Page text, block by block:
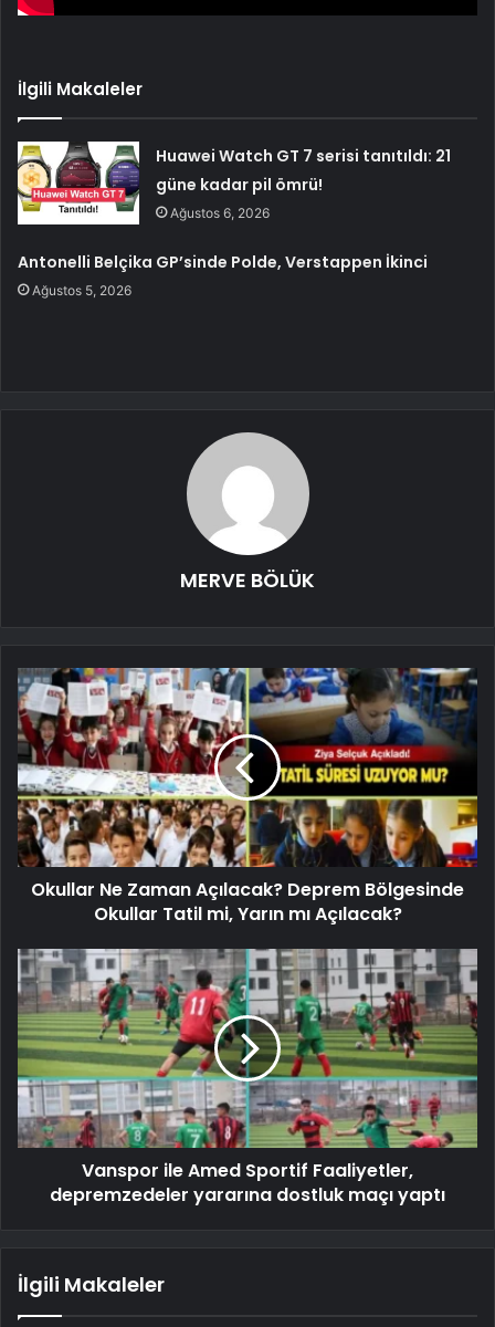
İlgili Makaleler
Huawei Watch GT 7 serisi tanıtıldı: 21
güne kadar pil ömrü!
Ağustos 6, 2026
Antonelli Belçika GP’sinde Polde, Verstappen İkinci
Ağustos 5, 2026
MERVE BÖLÜK
Okullar Ne Zaman Açılacak? Deprem Bölgesinde
Okullar Tatil mi, Yarın mı Açılacak?
Vanspor ile Amed Sportif Faaliyetler,
depremzedeler yararına dostluk maçı yaptı
İlgili Makaleler